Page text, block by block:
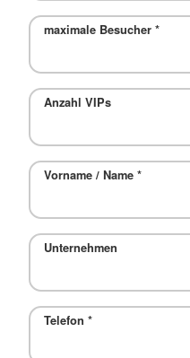
maximale Besucher *
Anzahl VIPs
Vorname / Name *
Unternehmen
Telefon *